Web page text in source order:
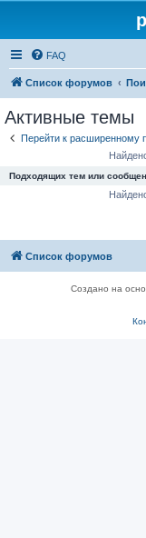
FAQ
Список форумов
Активные темы
Перейти к расширенному
Подходящих тем или
Список форумов
Создано на